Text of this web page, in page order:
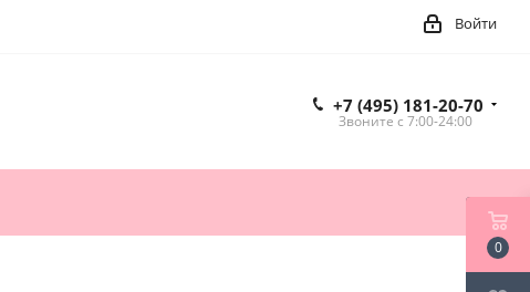
Войти
+7 (495) 181-20-70
Звоните c 7:00-24:00
0